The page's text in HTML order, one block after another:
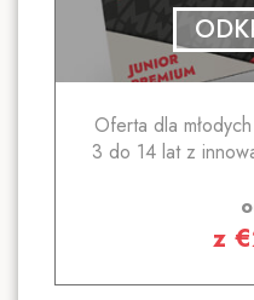
Oferta dla
3 do 14 lat z
z €